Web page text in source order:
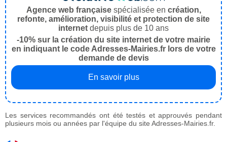
Agence web françaisespécialisée en création,
refonte, amélioration, visibilité et protection de site
internet depuis plus de 10 ans
-10% sur la création du site internet de votre mairie
en indiquant le code Adresses-Mairies.fr lors de votre
demande de devis
En savoir plus
Les services recommandés ont été testés et approuvés pendant
plusieurs mois ou années par l'équipe du site Adresses-Mairies.fr.